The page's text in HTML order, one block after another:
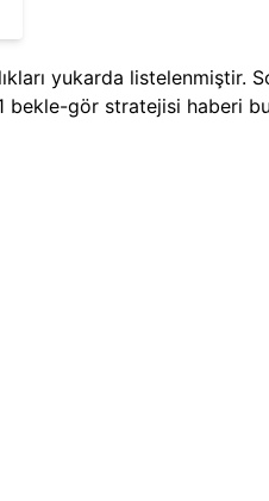
yukarda listelenmiştir.
bekle-gör stratejisi haberi